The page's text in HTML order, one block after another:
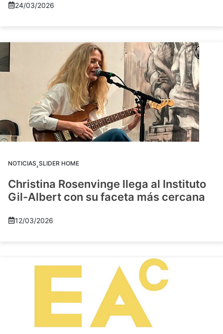
24/03/2026
NOTICIAS,SLIDER HOME
Christina Rosenvinge llega al Instituto
Gil-Albert con su faceta más cercana
12/03/2026